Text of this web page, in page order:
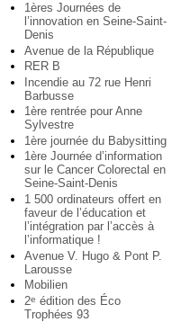
1ères Journées de
l’innovation en Seine-Saint-
Denis
Avenue de la République
RER B
Incendie au 72 rue Henri
Barbusse
1ère rentrée pour Anne
Sylvestre
1ère journée du Babysitting
1ère Journée d’information
sur le Cancer Colorectal en
Seine-Saint-Denis
1 500 ordinateurs offert en
faveur de l’éducation et
l’intégration par l’accès à
l’informatique !
Avenue V. Hugo & Pont P.
Larousse
Mobilien
2e édition des Éco
Trophées 93